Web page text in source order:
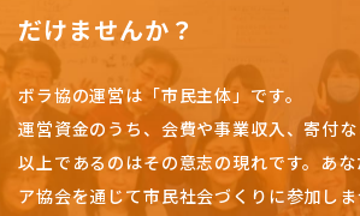
だけませんか？
ボラ協の運営は「市民主体」です。
運営資金のうち、会費や事業収入、寄付
以上であるのはその意志の現れです。 あ
ア協会を通じて市民社会づくりに参加しま